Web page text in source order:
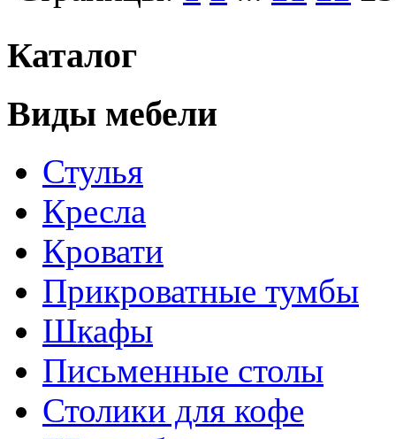
Каталог
Виды мебели
Стулья
Кресла
Кровати
Прикроватные тумбы
Шкафы
Письменные столы
Столики для кофе